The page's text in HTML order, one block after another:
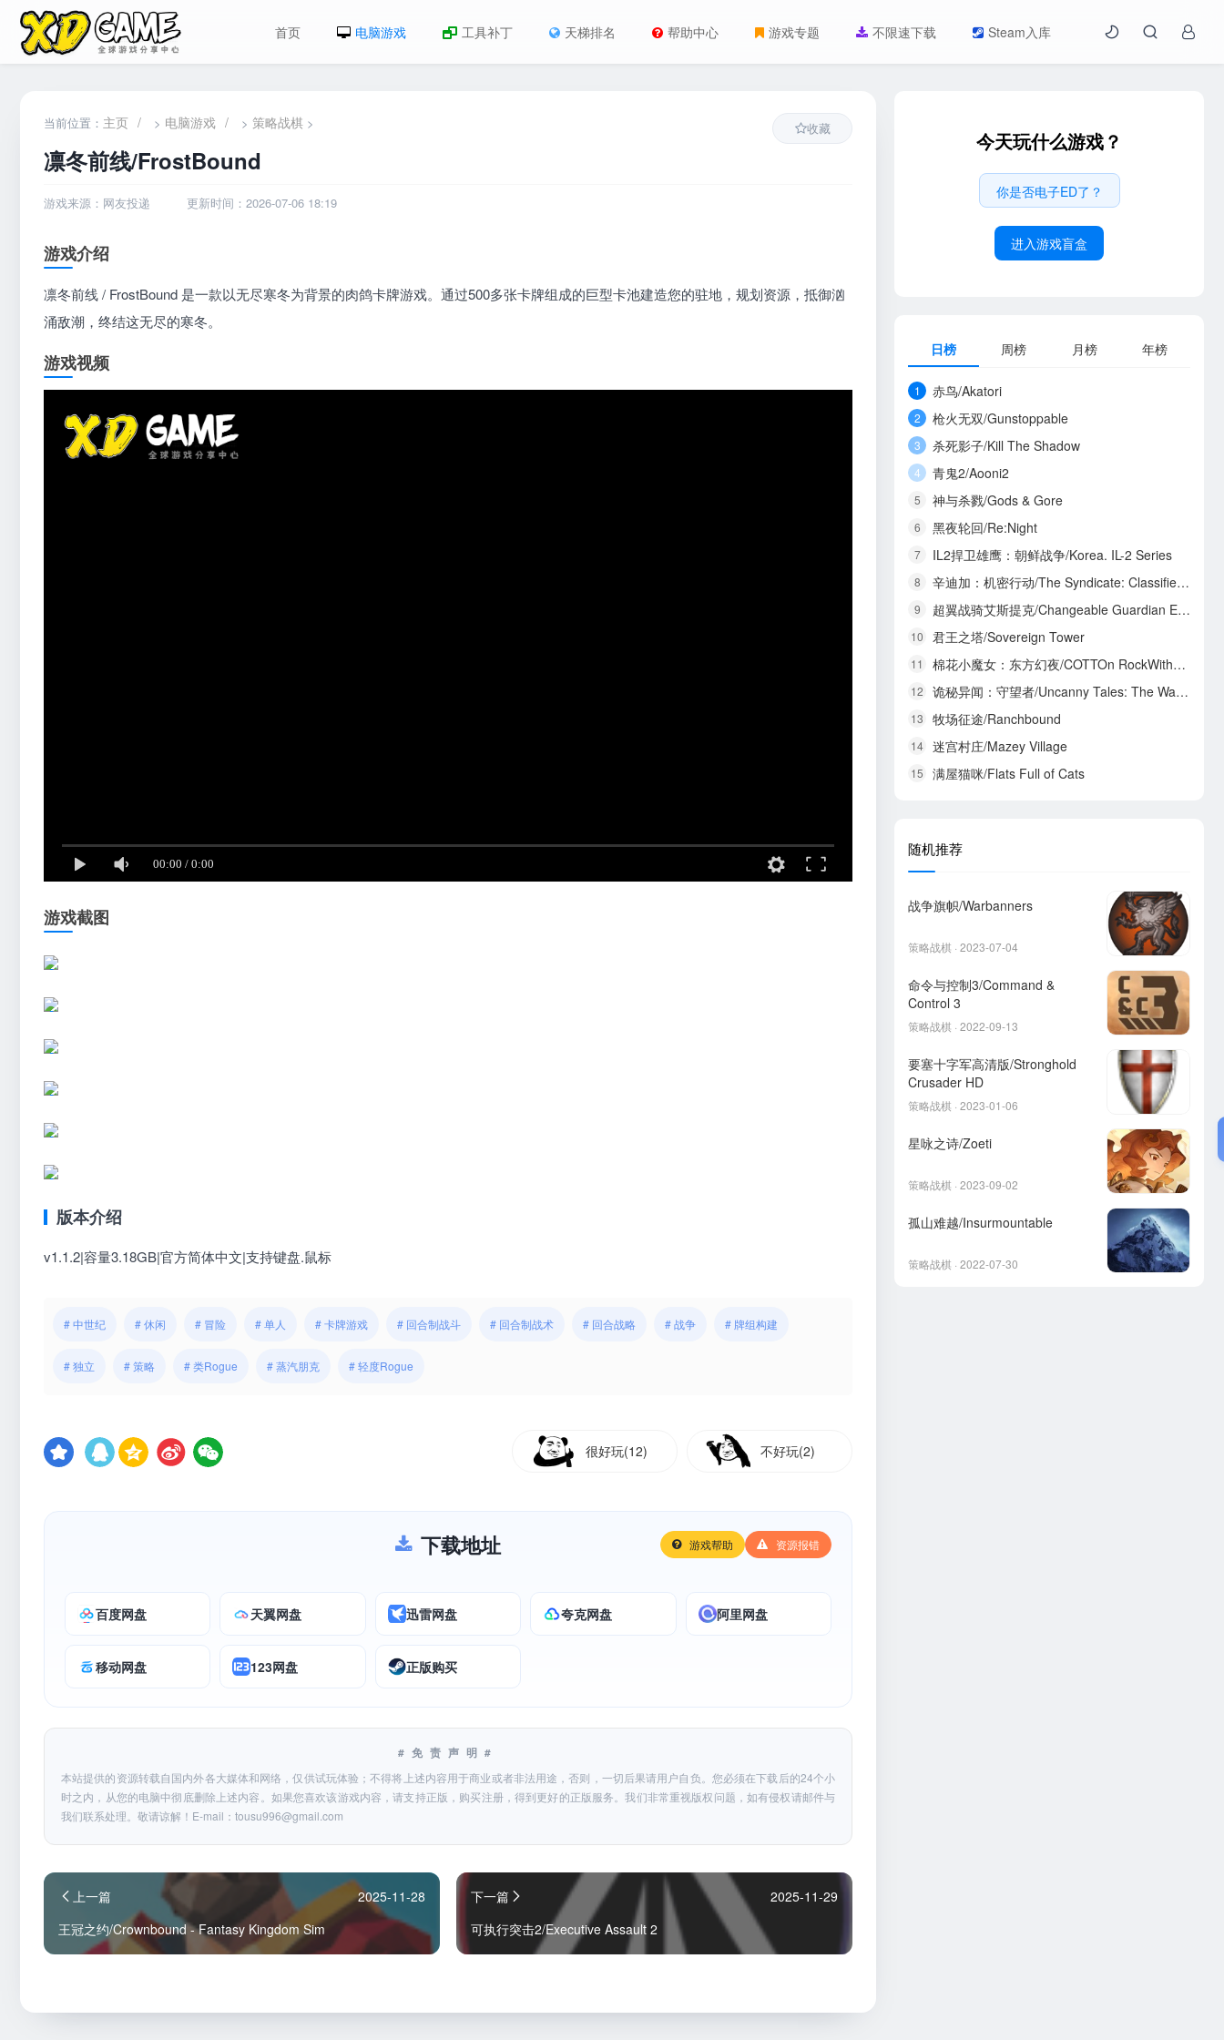
首页 电脑游戏 工具补丁 天梯排名 帮助中心 游戏专题 不限速下载 Steam入库
当前位置： 主页 / > 电脑游戏 / > 策略战棋 >
凛冬前线/FrostBound
游戏来源：网友投递 更新时间：2026-07-06 18:19
收藏
游戏介绍
凛冬前线 / FrostBound 是一款以无尽寒冬为背景的肉鸽卡牌游戏。通过500多张卡牌组成的巨型卡池建造您的驻地，规划资源，抵御汹
涌敌潮，终结这无尽的寒冬。
游戏视频
游戏截图
版本介绍
v1.1.2|容量3.18GB|官方简体中文|支持键盘.鼠标
# 中世纪 # 休闲 # 冒险 # 单人 # 卡牌游戏 # 回合制战斗 # 回合制战术 # 回合战略 # 战争 # 牌组构建
# 独立 # 策略 # 类Rogue # 蒸汽朋克 # 轻度Rogue
很好玩(12) 不好玩(2)
下载地址 游戏帮助 资源报错
百度网盘 天翼网盘 迅雷网盘 夸克网盘 阿里网盘
移动网盘 123网盘 正版购买
#免责声明#
本站提供的资源转载自国内外各大媒体和网络，仅供试玩体验；不得将上述内容用于商业或者非法用途，否则，一切后果请用户自负。您必须在下载后的24个小
时之内，从您的电脑中彻底删除上述内容。如果您喜欢该游戏内容，请支持正版，购买注册，得到更好的正版服务。我们非常重视版权问题，如有侵权请邮件与
我们联系处理。敬请谅解！E-mail： tousu996@gmail.com
上一篇
2025-11-28
王冠之约/Crownbound - Fantasy Kingdom Sim
下一篇
2025-11-29
可执行突击2/Executive Assault 2
今天玩什么游戏？
你是否电子ED了？
进入游戏盲盒
日榜 周榜 月榜 年榜
1 赤鸟/Akatori
2 枪火无双/Gunstoppable
3 杀死影子/Kill The Shadow
4 青鬼2/Aooni2
5 神与杀戮/Gods & Gore
6 黑夜轮回/Re:Night
7 IL2捍卫雄鹰：朝鲜战争/Korea. IL-2 Series
8 辛迪加：机密行动/The Syndicate: Classified Operations
9 超翼战骑艾斯提克/Changeable Guardian ESTIQUE
10 君王之塔/Sovereign Tower
11 棉花小魔女：东方幻夜/COTTOn RockWithYou -ORIENTAL NIGHT DREAMS-
12 诡秘异闻：守望者/Uncanny Tales: The Watcher
13 牧场征途/Ranchbound
14 迷宫村庄/Mazey Village
15 满屋猫咪/Flats Full of Cats
随机推荐
战争旗帜/Warbanners
策略战棋 · 2023-07-04
命令与控制3/Command &
Control 3
策略战棋 · 2022-09-13
要塞十字军高清版/Stronghold
Crusader HD
策略战棋 · 2023-01-06
星咏之诗/Zoeti
策略战棋 · 2023-09-02
孤山难越/Insurmountable
策略战棋 · 2022-07-30